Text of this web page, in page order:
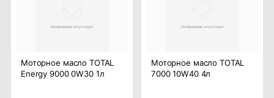
Моторное масло TOTAL
Energy 9000 0W30 1л
Моторное масло TOTAL
7000 10W40 4л